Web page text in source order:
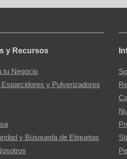
y Recursos
tu Negocio
y Pulverizadores
y Búsqueda de Etiquetas